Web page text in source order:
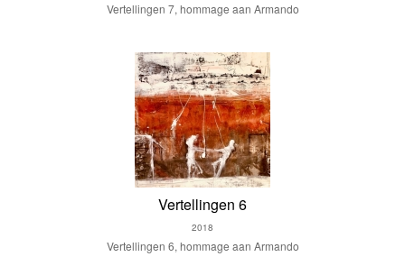
Vertellingen 7, hommage aan Armando
Vertellingen 6
2018
Vertellingen 6, hommage aan Armando